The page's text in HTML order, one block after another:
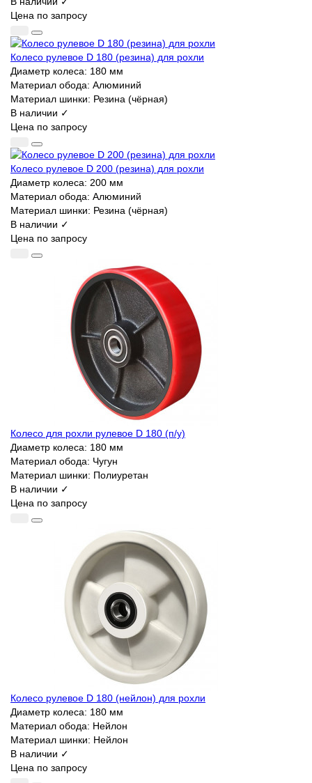
Цена по запросу
Колесо рулевое D 180 (резина) для рохли
Диаметр колеса: 180 мм
Материал обода: Алюминий
Материал шинки: Резина (чёрная)
В наличии ✓
Цена по запросу
Колесо рулевое D 200 (резина) для рохли
Диаметр колеса: 200 мм
Материал обода: Алюминий
Материал шинки: Резина (чёрная)
В наличии ✓
Цена по запросу
Колесо для рохли рулевое D 180 (п/у)
Диаметр колеса: 180 мм
Материал обода: Чугун
Материал шинки: Полиуретан
В наличии ✓
Цена по запросу
Колесо рулевое D 180 (нейлон) для рохли
Диаметр колеса: 180 мм
Материал обода: Нейлон
Материал шинки: Нейлон
В наличии ✓
Цена по запросу